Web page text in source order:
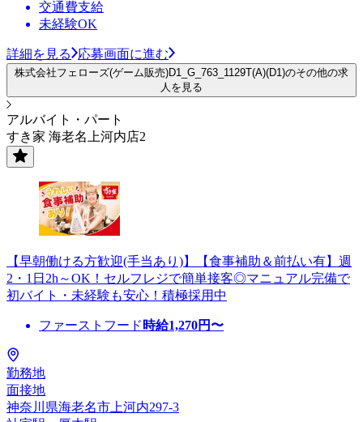
交通費支給
未経験OK
詳細を見る 応募画面に進む
株式会社フェローズ(ゲーム販売)D1_G_763_1129T(A)(D1)のその他の求
人を見る
アルバイト・パート
すき家 海老名上河内店2
【早朝働ける方歓迎(手当あり)】【食事補助＆前払い有】週
2・1日2h～OK！セルフレジで簡単接客◎マニュアル完備で
初バイト・未経験も安心！積極採用中
ファーストフード 時給1,270円〜
勤務地
面接地
神奈川県海老名市上河内297-3